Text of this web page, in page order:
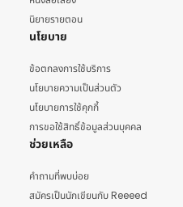
นิยายรายตอน
นโยบาย
ข้อตกลงการใช้บริการ
นโยบายความเป็นส่วนตัว
นโยบายการใช้คุกกี้
การขอใช้สิทธิ์ข้อมูลส่วนบุคคล
ช่วยเหลือ
คำถามที่พบบ่อย
สมัครเป็นนักเขียนกับ Reeeed